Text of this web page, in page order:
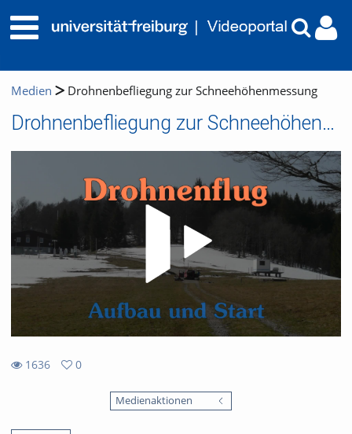
Medien Drohnenbefliegung zur Schneehöhenmessung
Drohnenbefliegung zur Schneehöhenmessung
1636
0
Medienaktionen